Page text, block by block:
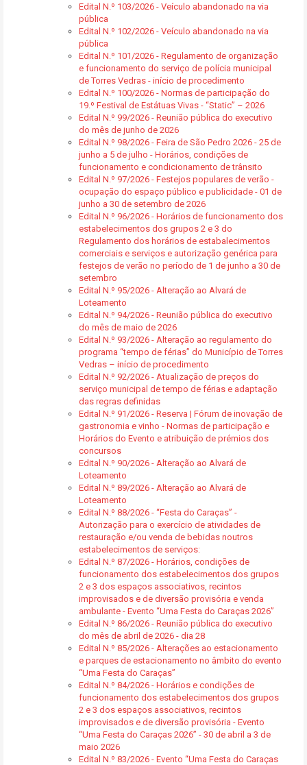
Edital N.º 103/2026 - Veículo abandonado na via
pública
Edital N.º 102/2026 - Veículo abandonado na via
pública
Edital N.º 101/2026 - Regulamento de organização
e funcionamento do serviço de polícia municipal
de Torres Vedras - início de procedimento
Edital N.º 100/2026 - Normas de participação do
19.º Festival de Estátuas Vivas - “Static” – 2026
Edital N.º 99/2026 - Reunião pública do executivo
do mês de junho de 2026
Edital N.º 98/2026 - Feira de São Pedro 2026 - 25 de
junho a 5 de julho - Horários, condições de
funcionamento e condicionamento de trânsito
Edital N.º 97/2026 - Festejos populares de verão -
ocupação do espaço público e publicidade - 01 de
junho a 30 de setembro de 2026
Edital N.º 96/2026 - Horários de funcionamento dos
estabelecimentos dos grupos 2 e 3 do
Regulamento dos horários de estabalecimentos
comerciais e serviços e autorização genérica para
festejos de verão no período de 1 de junho a 30 de
setembro
Edital N.º 95/2026 - Alteração ao Alvará de
Loteamento
Edital N.º 94/2026 - Reunião pública do executivo
do mês de maio de 2026
Edital N.º 93/2026 - Alteração ao regulamento do
programa “tempo de férias” do Município de Torres
Vedras – início de procedimento
Edital N.º 92/2026 - Atualização de preços do
serviço municipal de tempo de férias e adaptação
das regras definidas
Edital N.º 91/2026 - Reserva | Fórum de inovação de
gastronomia e vinho - Normas de participação e
Horários do Evento e atribuição de prémios dos
concursos
Edital N.º 90/2026 - Alteração ao Alvará de
Loteamento
Edital N.º 89/2026 - Alteração ao Alvará de
Loteamento
Edital N.º 88/2026 - “Festa do Caraças” -
Autorização para o exercício de atividades de
restauração e/ou venda de bebidas noutros
estabelecimentos de serviços:
Edital N.º 87/2026 - Horários, condições de
funcionamento dos estabelecimentos dos grupos
2 e 3 dos espaços associativos, recintos
improvisados e de diversão provisória e venda
ambulante - Evento “Uma Festa do Caraças 2026”
Edital N.º 86/2026 - Reunião pública do executivo
do mês de abril de 2026 - dia 28
Edital N.º 85/2026 - Alterações ao estacionamento
e parques de estacionamento no âmbito do evento
“Uma Festa do Caraças”
Edital N.º 84/2026 - Horários e condições de
funcionamento dos estabelecimentos dos grupos
2 e 3 dos espaços associativos, recintos
improvisados e de diversão provisória - Evento
“Uma Festa do Caraças 2026” - 30 de abril a 3 de
maio 2026
Edital N.º 83/2026 - Evento “Uma Festa do Caraças